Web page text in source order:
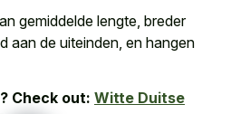
gemiddelde lengte, breder
aan de uiteinden, en hangen
Check out: Witte Duitse